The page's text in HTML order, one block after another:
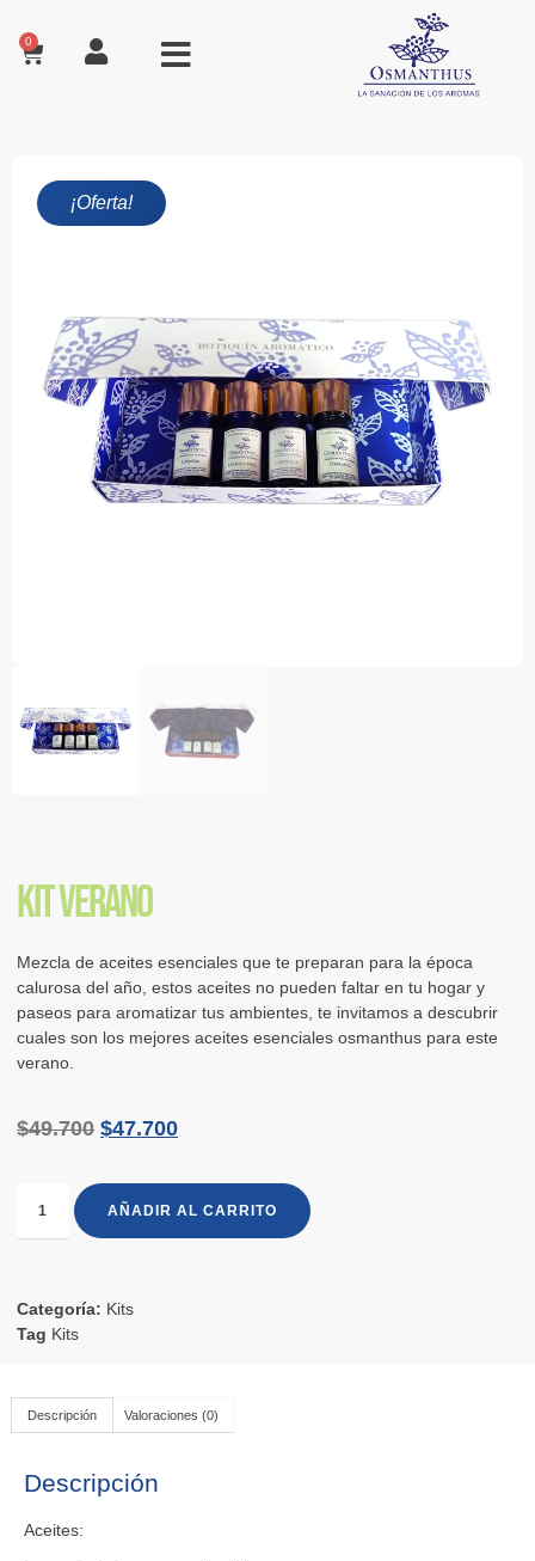
0
¡Oferta!
Kit verano
Mezcla de aceites esenciales que te preparan para la época
calurosa del año, estos aceites no pueden faltar en tu hogar y
paseos para aromatizar tus ambientes, te invitamos a descubrir
cuales son los mejores aceites esenciales osmanthus para este
verano.
$49.700 $47.700
AÑADIR AL CARRITO
Categoría: Kits
Tag Kits
Descripción Valoraciones (0)
Descripción
Aceites: